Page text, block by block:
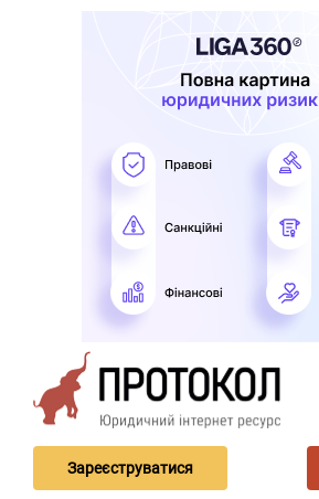
Зареєструватися